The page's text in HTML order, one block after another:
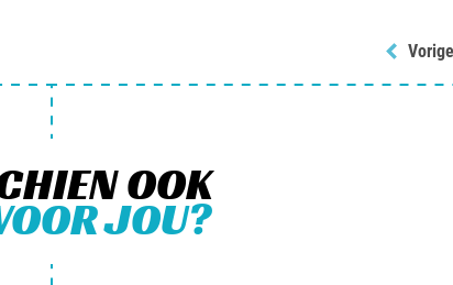
OOK
JOU?